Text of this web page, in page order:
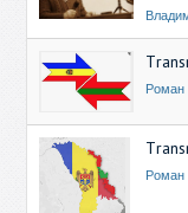
Роман
Роман